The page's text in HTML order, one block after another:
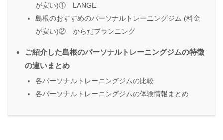
が安い)① LANGE
島根のおすすめのパーソナルトレーニングジム (料金
が安い)② からだプランニング
ご紹介した島根のパーソナルトレーニングジムの特徴
の違いまとめ
各パーソナルトレーニングジムの比較
各パーソナルトレーニングジムの体験情報まとめ